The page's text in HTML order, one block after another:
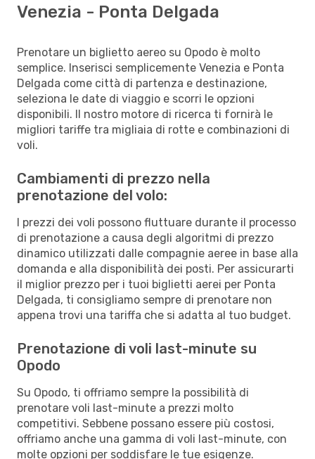
Venezia - Ponta Delgada
Prenotare un biglietto aereo su Opodo è molto
semplice. Inserisci semplicemente Venezia e Ponta
Delgada come città di partenza e destinazione,
seleziona le date di viaggio e scorri le opzioni
disponibili. Il nostro motore di ricerca ti fornirà le
migliori tariffe tra migliaia di rotte e combinazioni di
voli.
Cambiamenti di prezzo nella
prenotazione del volo:
I prezzi dei voli possono fluttuare durante il processo
di prenotazione a causa degli algoritmi di prezzo
dinamico utilizzati dalle compagnie aeree in base alla
domanda e alla disponibilità dei posti. Per assicurarti
il miglior prezzo per i tuoi biglietti aerei per Ponta
Delgada, ti consigliamo sempre di prenotare non
appena trovi una tariffa che si adatta al tuo budget.
Prenotazione di voli last-minute su
Opodo
Su Opodo, ti offriamo sempre la possibilità di
prenotare voli last-minute a prezzi molto
competitivi. Sebbene possano essere più costosi,
offriamo anche una gamma di voli last-minute, con
molte opzioni per soddisfare le tue esigenze.